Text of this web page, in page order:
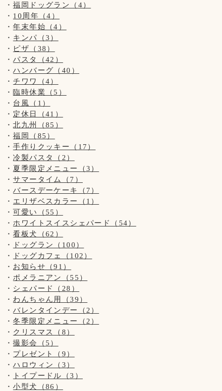
福岡ドッグラン（4）
10周年（4）
年末年始（4）
キンパ（3）
ピザ（38）
パスタ（42）
ハンバーグ（40）
チワワ（4）
臨時休業（5）
台風（1）
定休日（41）
北九州（85）
福岡（85）
手作りクッキー（17）
冷製パスタ（2）
夏季限定メニュー（3）
サマータイム（7）
バースデーケーキ（7）
エリザベスカラー（1）
可愛い（55）
ホワイトスイスシェパード（54）
看板犬（62）
ドッグラン（100）
ドッグカフェ（102）
お知らせ（91）
ポメラニアン（55）
シェパード（28）
わんちゃん用（39）
バレンタインデー（2）
冬季限定メニュー（2）
クリスマス（8）
撮影会（5）
プレゼント（9）
ハロウィン（3）
トイプードル（3）
小型犬（86）